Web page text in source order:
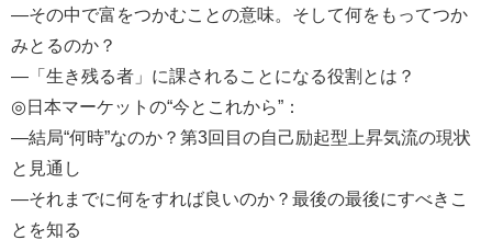
―その中で富をつかむことの意味。そして何をもってつか
みとるのか？
―「生き残る者」に課されることになる役割とは？
◎日本マーケットの“今とこれから”：
―結局“何時”なのか？第3回目の自己励起型上昇気流の現状
と見通し
―それまでに何をすれば良いのか？最後の最後にすべきこ
とを知る